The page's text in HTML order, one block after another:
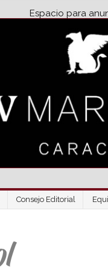
Espacio para
Consejo Editorial